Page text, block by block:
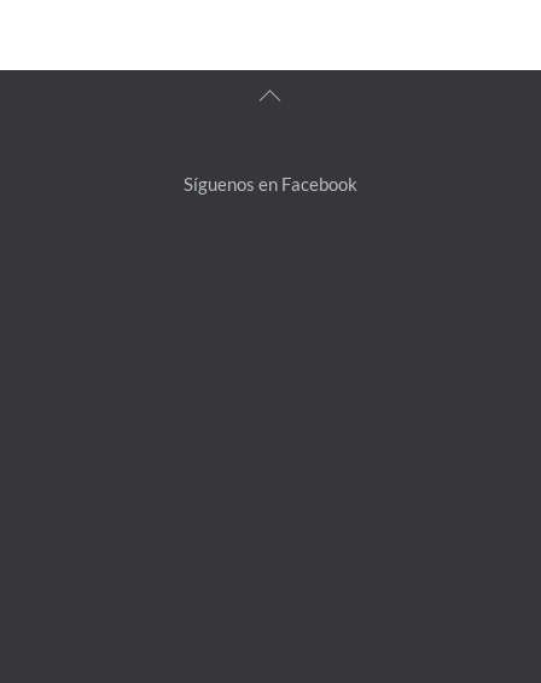
Back
Síguenos en Facebook